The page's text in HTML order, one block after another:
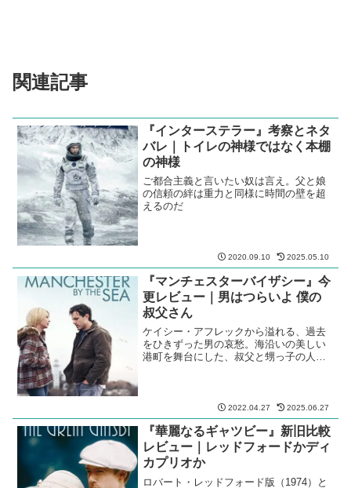
関連記事
『インターステラー』考察とネタ
バレ｜トイレの神様ではなく本棚
の神様
ご都合主義と言いたい奴は言え。父と娘
の信頼の絆は重力と同様に時間の壁を超
えるのだ
2020.09.10 2025.05.10
『マンチェスターバイザシー』今
更レビュー｜男はつらいよ 僕の
叔父さん
ケイシー・アフレックから溢れる、過去
をひきずった男の哀愁。海沿いの美しい
港町を舞台にした、叔父と甥っ子の人間
2022.04.27 2025.06.27
『華麗なるギャツビー』新旧比較
レビュー｜レッドフォードかディ
カプリオか
ロバート・レッドフォード版（1974）と